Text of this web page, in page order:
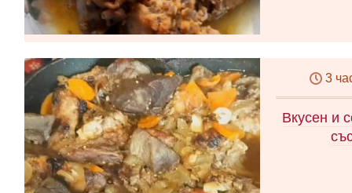
3
Вкусен и